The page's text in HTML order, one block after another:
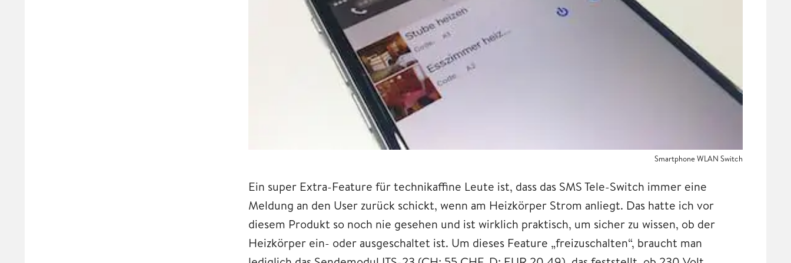
Smartphone WLAN Switch
Ein super Extra-Feature für technikaffine Leute ist, dass das SMS Tele-Switch immer eine
Meldung an den User zurück schickt, wenn am Heizkörper Strom anliegt. Das hatte ich vor
diesem Produkt so noch nie gesehen und ist wirklich praktisch, um sicher zu wissen, ob der
Heizkörper ein- oder ausgeschaltet ist. Um dieses Feature „freizuschalten“, braucht man